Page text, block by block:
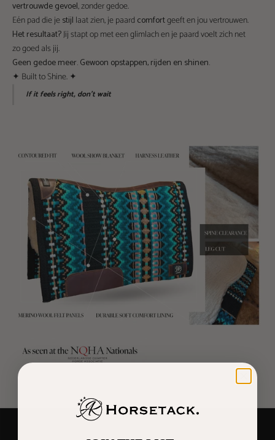
vertrouwde gevoel, zonder gedoe.
Eén pad die jestijl laat zien, je paard comfortgeeft en jou vertrouwen.
Het resultaat?Jij stapt op met een glimlach en je paard voelt zich net
zo goed als jij.
Geen gedoe meer. Gewoon opstappen, rijden en shinen.
✦ Built to Shine. ✦
If it feels right, don’t wait